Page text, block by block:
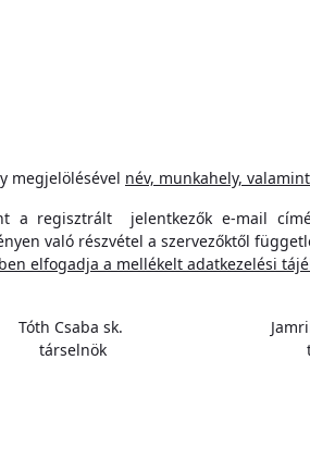
megjelölésével név, munkahely,
a regisztrált jelentkezők e-mail
való részvétel a szervezőktől
elfogadja a mellékelt adatkezelési
Tóth Csaba sk. Jamrik
társelnök